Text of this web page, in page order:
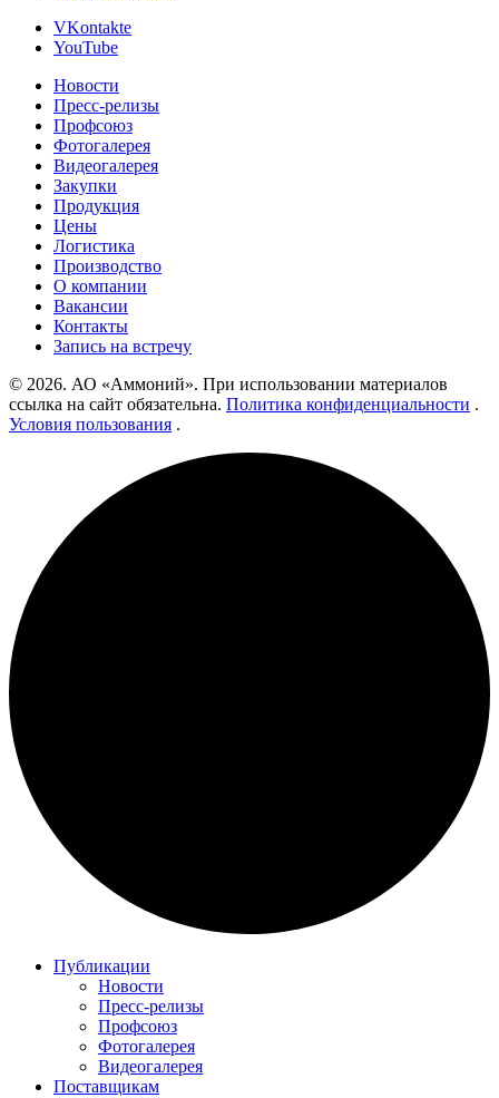
VKontakte
YouTube
Новости
Пресс-релизы
Профсоюз
Фотогалерея
Видеогалерея
Закупки
Продукция
Цены
Логистика
Производство
О компании
Вакансии
Контакты
Запись на встречу
© 2026. АО «Аммоний». При использовании материалов
ссылка на сайт обязательна. Политика конфиденциальности .
Условия пользования .
Публикации
Новости
Пресс-релизы
Профсоюз
Фотогалерея
Видеогалерея
Поставщикам